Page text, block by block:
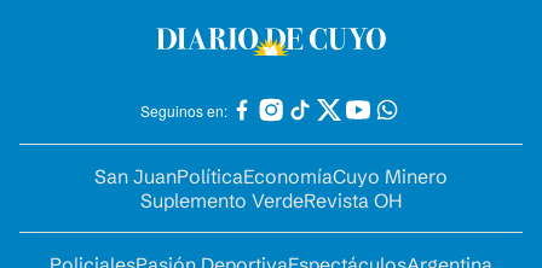
Seguinos en:
San JuanPolíticaEconomíaCuyo Minero
Suplemento VerdeRevista OH